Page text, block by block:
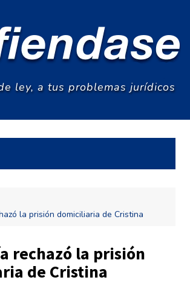
ley, a tus problemas jurídicos
la prisión domiciliaria de Cristina
rechazó la prisión
de Cristina